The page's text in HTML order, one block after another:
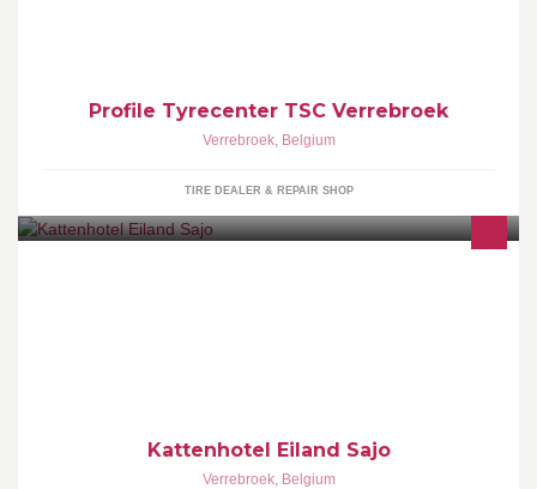
Profile Tyrecenter TSC Verrebroek
Verrebroek, Belgium
TIRE DEALER & REPAIR SHOP
Kattenhotel Eiland Sajo
Verrebroek, Belgium